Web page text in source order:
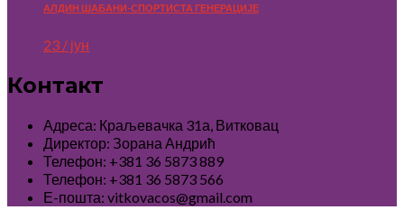
АЛДИН ШАБАНИ-СПОРТИСТА ГЕНЕРАЦИЈЕ
23 / јун
Контакт
Адреса: Краљевачка 31а, Витковац
Директор: Зорана Андрић
Телефон: +381 36 5873 889
Телефон: +381 36 5873 566
Е-пошта: vitkovacos@gmail.com